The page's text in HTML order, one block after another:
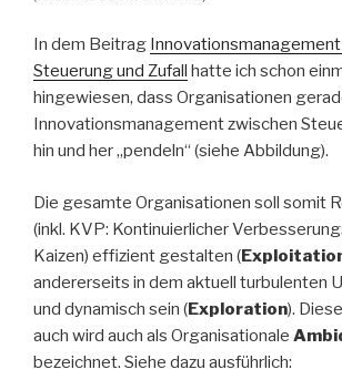
In dem Beitrag
Steuerung und Zufall
hatte ich schon
hingewiesen, dass Organisationen
Innovationsmanagement zwischen
hin und her „pendeln“ (siehe Abbildung).
Die gesamte Organisationen soll somit
(inkl. KVP: Kontinuierlicher
Kaizen) effizient gestalten (
andererseits in dem aktuell turbulenten
und dynamisch sein (Exploration).
auch wird auch als Organisationale
bezeichnet. Siehe dazu ausführlich: